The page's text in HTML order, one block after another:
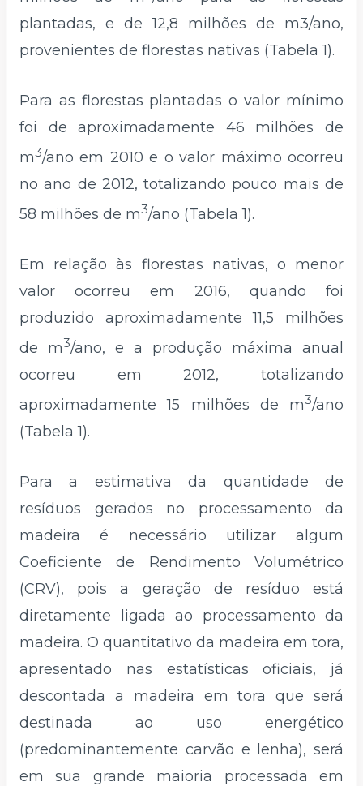
plantadas, e de 12,8 milhões de m3/ano,
provenientes de florestas nativas (Tabela 1).
Para as florestas plantadas o valor mínimo
foi de aproximadamente 46 milhões de
m3/ano em 2010 e o valor máximo ocorreu
no ano de 2012, totalizando pouco mais de
58 milhões de m3/ano (Tabela 1).
Em relação às florestas nativas, o menor
valor ocorreu em 2016, quando foi
produzido aproximadamente 11,5 milhões
de m3/ano, e a produção máxima anual
ocorreu em 2012, totalizando
aproximadamente 15 milhões de m3/ano
(Tabela 1).
Para a estimativa da quantidade de
resíduos gerados no processamento da
madeira é necessário utilizar algum
Coeficiente de Rendimento Volumétrico
(CRV), pois a geração de resíduo está
diretamente ligada ao processamento da
madeira. O quantitativo da madeira em tora,
apresentado nas estatísticas oficiais, já
descontada a madeira em tora que será
destinada ao uso energético
(predominantemente carvão e lenha), será
em sua grande maioria processada em